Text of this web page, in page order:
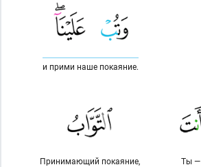
и прими наше покаяние.
Ты —
Принимающий покаяние,